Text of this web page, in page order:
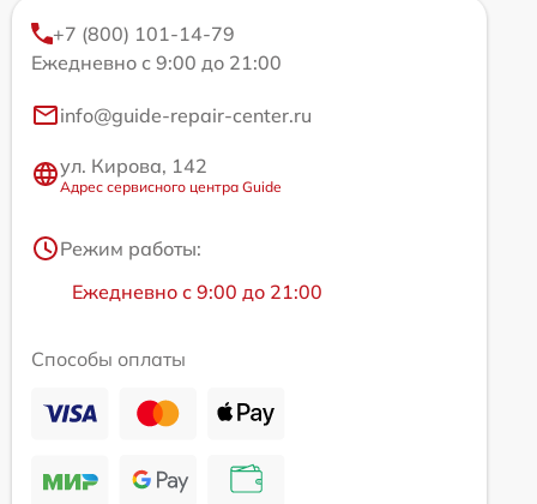
+7 (800) 101-14-79
Ежедневно с 9:00 до 21:00
info@guide-repair-center.ru
ул. Кирова, 142
Адрес сервисного центра Guide
Режим работы:
Ежедневно с 9:00 до 21:00
Способы оплаты